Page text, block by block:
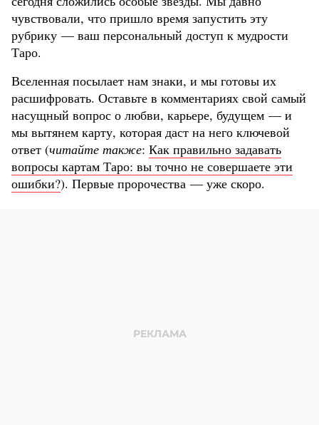
чувствовали, что пришло время запустить эту
рубрику — ваш персональный доступ к мудрости
Таро.
Вселенная посылает нам знаки, и мы готовы их
расшифровать. Оставьте в комментариях свой самый
насущный вопрос о любви, карьере, будущем — и
мы вытянем карту, которая даст на него ключевой
ответ (читайте также: Как правильно задавать
вопросы картам Таро: вы точно не совершаете эти
ошибки?). Первые пророчества — уже скоро.